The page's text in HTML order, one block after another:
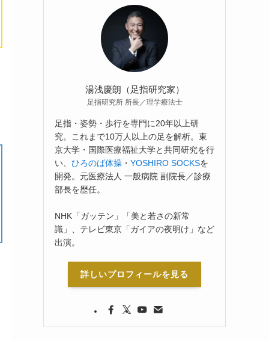
湯浅慶朗（足指研究家）
足指研究所 所長／理学療法士
足指・姿勢・歩行を専門に20年以上研
究。これまで10万人以上の足を解析。東
京大学・国際医療福祉大学と共同研究を行
い、 ひろのば体操 ・ YOSHIRO SOCKSを
開発。元医療法人 一般病院 副院長／診療
部長を歴任。
NHK「ガッテン」「美と若さの新常
識」、テレビ東京「ガイアの夜明け」など
出演。
詳しいプロフィールを見る